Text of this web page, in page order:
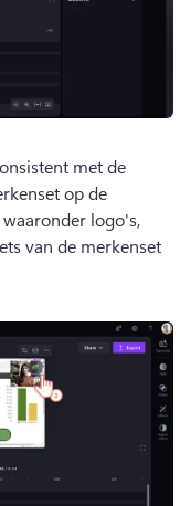
met de
op de
logo's,
van de merkenset